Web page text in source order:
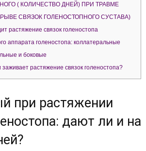
( КОЛИЧЕСТВО ДНЕЙ) ПРИ ТРАВМЕ
СВЯЗОК ГОЛЕНОСТОПНОГО СУСТАВА)
растяжение связок голеностопа
аппарата голеностопа: коллатеральные
и боковые
растяжение связок голеностопа?
при растяжении
дают ли и на